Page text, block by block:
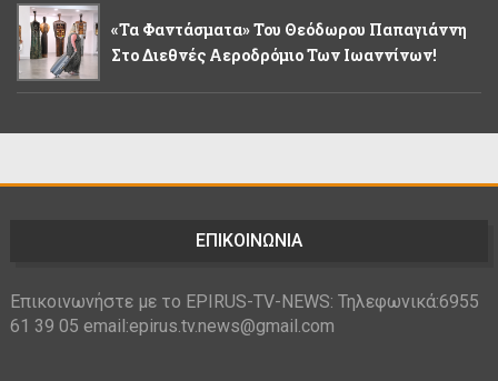
«Τα Φαντάσματα» Του Θεόδωρου Παπαγιάννη
Στο Διεθνές Αεροδρόμιο Των Ιωαννίνων!
ΕΠΙΚΟΙΝΩΝΙΑ
Επικοινωνήστε με το EPIRUS-TV-NEWS: Τηλεφωνικά:6955
61 39 05 email:epirus.tv.news@gmail.com